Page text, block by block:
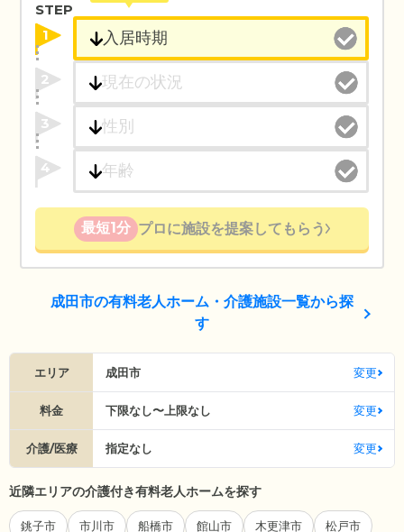
STEP
1
2
3
4
最短1分 プロに施設を提案してもらう
成田市の有料老人ホーム・介護施設一覧から探
す
エリア 成田市 変更
料金 下限なし〜上限なし 変更
介護/医療 指定なし 変更
近隣エリアの介護付き有料老人ホームを探す
銚子市 市川市 船橋市 館山市 木更津市 松戸市